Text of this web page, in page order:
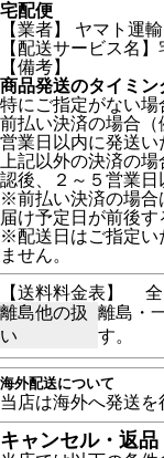
宅配便
【業者】 ヤマト運輸
【配送サービス名】
【備考】
商品発送のタイミン
特にご指定がない場
前払い決済の場合
営業日以内に発送い
上記以外の決済の
認後、２～５営業日
※前払い決済の場合
届け予定日が前後す
※配送日はご指定い
ません。
【送料料金表】
全
離島他の扱
い
離島・
す。
海外配送について
当店は海外へ発送
キャンセル・返